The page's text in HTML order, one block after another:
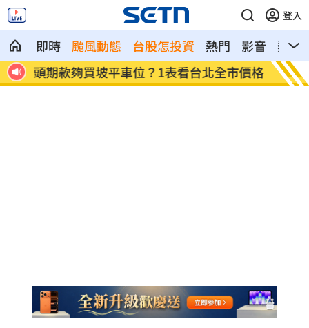
登入
即時 颱風動態 台股怎投資 熱門 影音
熱搜
合
頭期款夠買坡平車位？1表看台北全市價格 遭前